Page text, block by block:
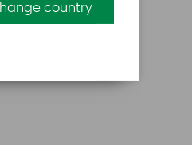
country